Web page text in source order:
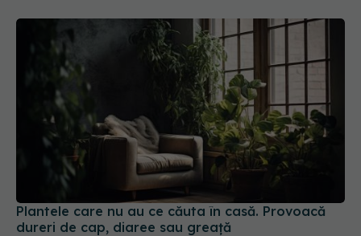
Plantele care nu au ce căuta în casă. Provoacă
dureri de cap, diaree sau greață